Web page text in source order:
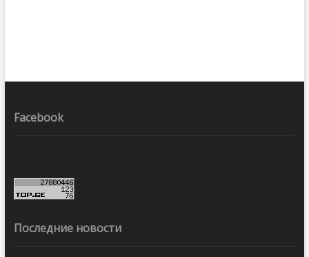
Facebook
Последние новости